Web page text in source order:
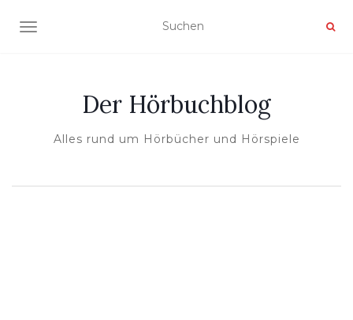
NAVIGATION UMSCHALTEN
Der Hörbuchblog
Alles rund um Hörbücher und Hörspiele